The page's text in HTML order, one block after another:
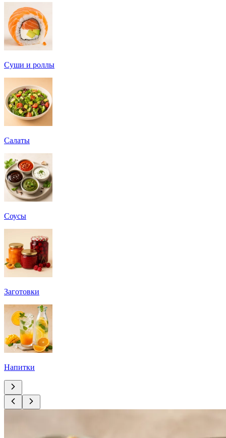
Суши и роллы
Салаты
Соусы
Заготовки
Напитки